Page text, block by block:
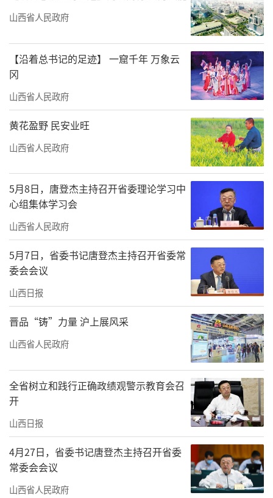
山西省人民政府
【沿着总书记的足迹】 一窟千年 万象云
冈
山西省人民政府
黄花盈野 民安业旺
山西省人民政府
5月8日，唐登杰主持召开省委理论学习中
心组集体学习会
山西省人民政府
5月7日，省委书记唐登杰主持召开省委常
委会会议
山西日报
晋品“铸”力量 沪上展风采
山西省人民政府
全省树立和践行正确政绩观警示教育会召
开
山西日报
4月27日，省委书记唐登杰主持召开省委
常委会会议
山西省人民政府